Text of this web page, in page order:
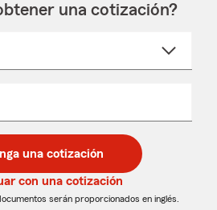
una cotización?
una cotización
con una cotización
serán proporcionados en inglés.